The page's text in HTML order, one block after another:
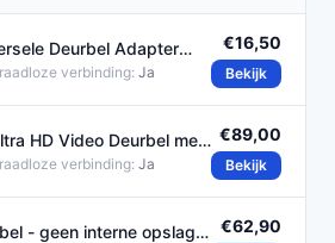
Deurbel Adapter
verbinding:Ja
€16,50
Bekijk
HD Video Deurbel met
SD-kaartverbinding:Ja
€89,00
Bekijk
- geen interne opslag -
€62,90